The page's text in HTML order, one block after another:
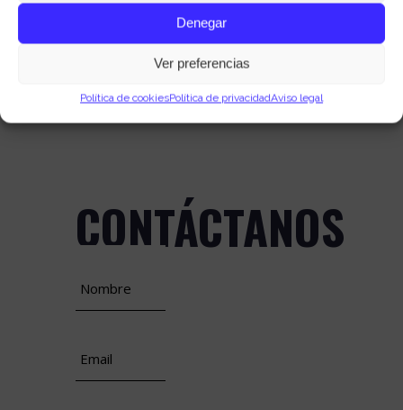
Denegar
Ver preferencias
Política de cookiesPolítica de privacidadAviso legal
Diseñamos planes que unen branding,
digital, contenido y medios. Todo
CONTÁCTANOS